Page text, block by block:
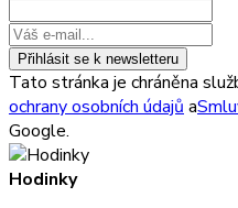
Přihlásit se k newsletteru
Tato stránka je chráněna
ochrany osobních údajů a
Google.
Hodinky